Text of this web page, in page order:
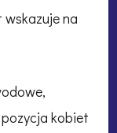
na
kobiet